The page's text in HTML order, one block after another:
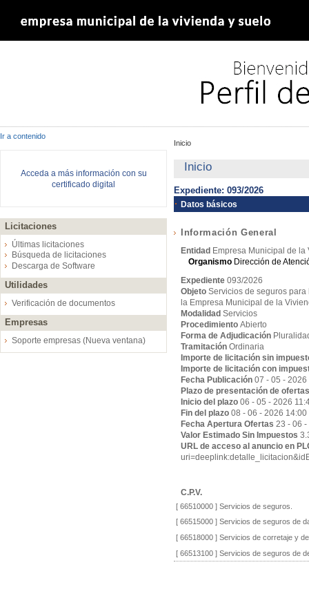
Ir a contenido
Acceda a más información con su
certificado digital
Licitaciones
Últimas licitaciones
Búsqueda de licitaciones
Descarga de Software
Utilidades
Verificación de documentos
Empresas
Soporte empresas (Nueva ventana)
Inicio
Inicio
Expediente: 093/2026
Datos básicos
Información General
Entidad Empresa Municipal de
Organismo Dirección de
Expediente 093/2026
Objeto Servicios de seguros para
la Empresa Municipal de la
Modalidad Servicios
Procedimiento Abierto
Forma de Adjudicación
Tramitación Ordinaria
Importe de licitación sin
Importe de licitación con
Fecha Publicación 07 - 05 - 2026
Plazo de presentación de ofertas
Inicio del plazo 06 - 05 - 2026
Fin del plazo 08 - 06 - 2026 14:00
Fecha Apertura Ofertas 23 - 06
Valor Estimado Sin Impuestos
URL de acceso al anuncio en
C.P.V.
[ 66510000 ]Servicios de seguros.
[ 66515000 ]Servicios de seguros de
[ 66518000 ]Servicios de corretaje y
[ 66513100 ]Servicios de seguros de